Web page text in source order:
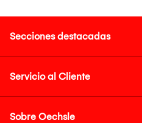
Secciones destacadas
Servicio al Cliente
Sobre Oechsle